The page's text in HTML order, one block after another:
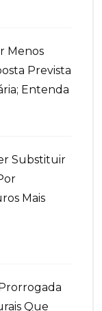
Menos
Prevista
Entenda
Substituir
Mais
Que